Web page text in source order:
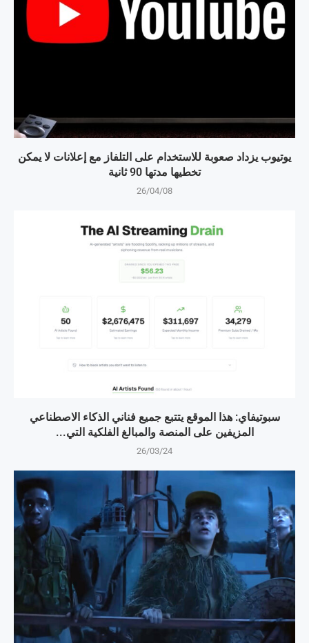
يوتيوب يزداد صعوبة للاستخدام على التلفاز مع إعلانات لا يمكن
تخطيها مدتها 90 ثانية
26/04/08
سبوتيفاي: هذا الموقع يتتبع جميع فناني الذكاء الاصطناعي
المزيفين على المنصة والمبالغ الفلكية التي...
26/03/24